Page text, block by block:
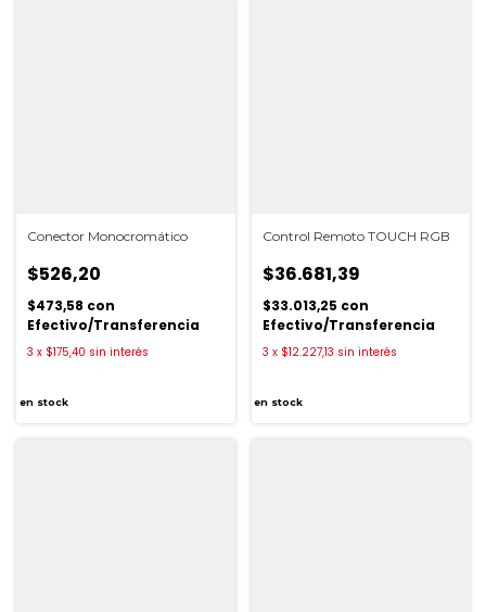
Conector Monocromático
$526,20
$473,58 con
Efectivo/Transferencia
3 x $175,40 sin interés
en stock
Control Remoto TOUCH RGB
$36.681,39
$33.013,25 con
Efectivo/Transferencia
3 x $12.227,13 sin interés
en stock